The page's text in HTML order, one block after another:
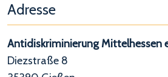
Adresse
Antidiskriminierung Mittelhessen
Diezstraße 8